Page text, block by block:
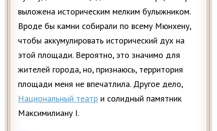
выложена историческим мелким булыжником.
Вроде бы камни собирали по всему Мюнхену,
чтобы аккумулировать исторический дух на
этой площади. Вероятно, это значимо для
жителей города, но, признаюсь, территория
площади меня не впечатлила. Другое дело,
Национальный театр и солидный памятник
Максимилиану I.